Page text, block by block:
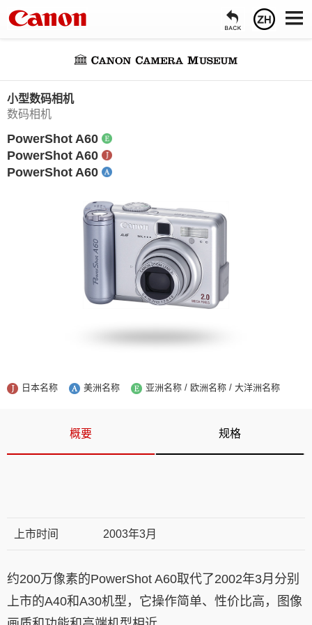
小型数码相机
数码相机
PowerShot A60
PowerShot A60
PowerShot A60
日本名称 美洲名称 亚洲名称 / 欧洲名称 / 大洋洲名称
概要 规格
上市时间 2003年3月
约200万像素的PowerShot A60取代了2002年3月分别
上市的A40和A30机型，它操作简单、性价比高，图像